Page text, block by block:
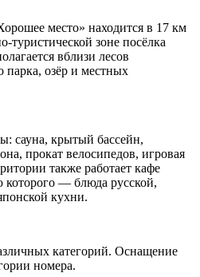
место» находится в 17 км
туристической зоне посёлка
вблизи лесов
парка, озёр и местных
сауна, крытый бассейн,
прокат велосипедов, игровая
также работает кафе
— блюда русской,
кухни.
категорий. Оснащение
номера.